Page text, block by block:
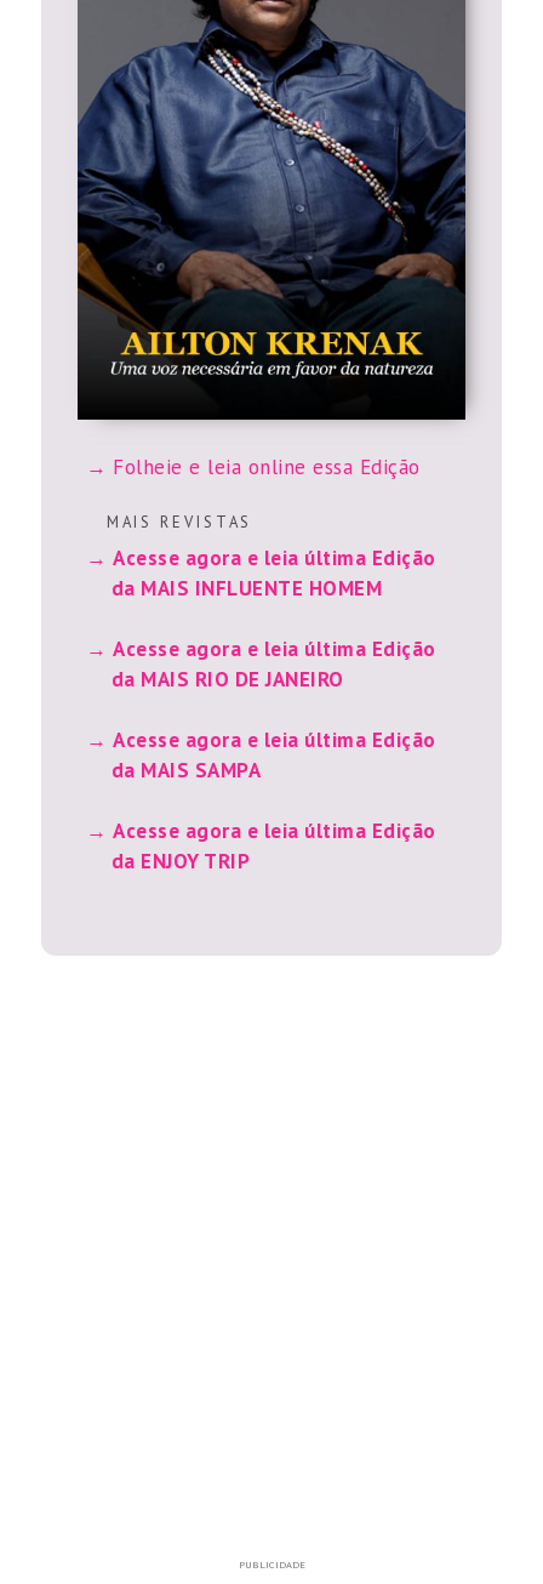
Folheie e leia online essa Edição
M A I S R E V I S T A S
Acesse agora e leia última Edição
da MAIS INFLUENTE HOMEM
Acesse agora e leia última Edição
da MAIS RIO DE JANEIRO
Acesse agora e leia última Edição
da MAIS SAMPA
Acesse agora e leia última Edição
da ENJOY TRIP
PUBLICIDADE